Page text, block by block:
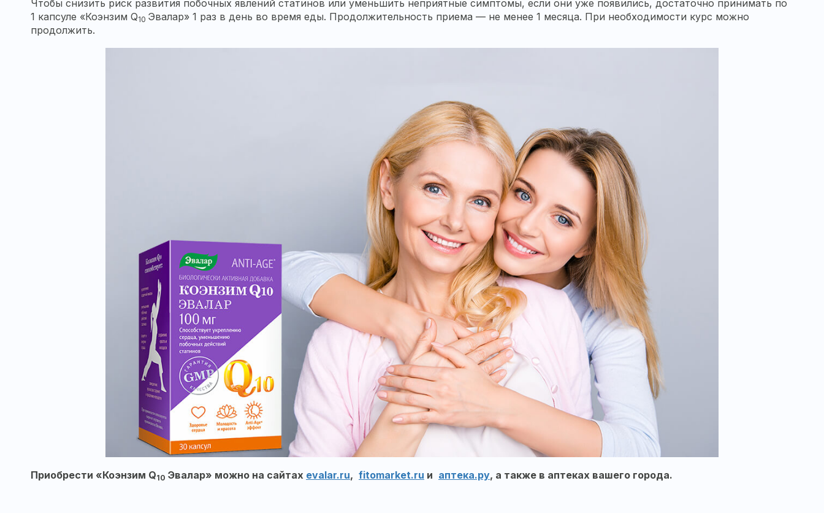
Чтобы снизить риск развития побочных явлений статинов или уменьшить неприятные симптомы, если они уже появились, достаточно принимать по
1 капсуле «Коэнзим Q10 Эвалар» 1 раз в день во время еды. Продолжительность приема — не менее 1 месяца. При необходимости курс можно
продолжить.
Приобрести «Коэнзим Q10 Эвалар» можно на сайтах evalar.ru, fitomarket.ru и аптека.ру, а также в аптеках вашего города.